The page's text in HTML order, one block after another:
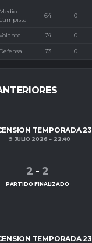
Medio
64 0
74 0
Defensa 73 0
TEMPORADA 23
9 JULIO 2026 22:40
2 - 2
PARTIDO FINALIZADO
TEMPORADA 23